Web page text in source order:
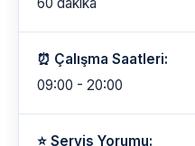
60 dakika
⏰ Çalışma Saatleri:
09:00 - 20:00
⭐ Servis Yorumu: